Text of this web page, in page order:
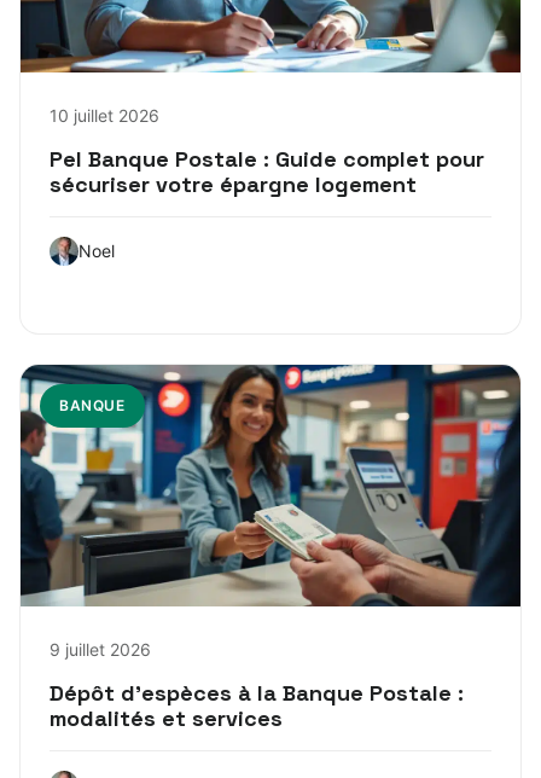
10 juillet 2026
Pel Banque Postale : Guide complet pour
sécuriser votre épargne logement
Noel
BANQUE
9 juillet 2026
Dépôt d’espèces à la Banque Postale :
modalités et services